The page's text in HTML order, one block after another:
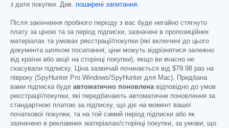
з дати покупки. Див. поширені запитання
Після закінчення пробного періоду з вас буде негайно стягнуто
плату за ціною та за період підписки, зазначені в пропозиційних
матеріалах та умовах реєстрації/покупки (які включені до цього
документа шляхом посилання; ціни можуть відрізнятися залежно
від країни або акції на сторінці покупки), якщо ви вчасно не
скасували підписку. Ціна зазвичай починається від $79.98 раз на
півроку (SpyHunter Pro Windows/SpyHunter для Mac). Придбана
вами підписка буде автоматично поновлена відповідно до умов
реєстрації/покупки, які передбачають автоматичне поновлення за
стандартною платою за підписку, що діє на момент вашої
початкової покупки, та на той самий період підписки або як
зазначено в рекламних матеріалах/сторінці покупки, за умови, що